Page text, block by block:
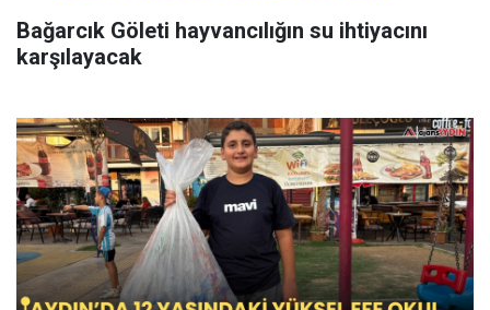
Bağarcık Göleti hayvancılığın su ihtiyacını
karşılayacak